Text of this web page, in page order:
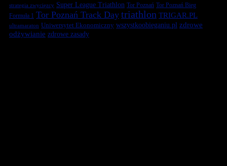
strategia zwycięzcy Super League Triathlon Tor Poznań Tor Poznań Bieg
Formuła 1 Tor Poznań Track Day triathlon TRIGAR.PL
ultramaraton Uniwersytet Ekonomiczny wszystkoobieganiu.pl zdrowe
odżywianie zdrowe zasady